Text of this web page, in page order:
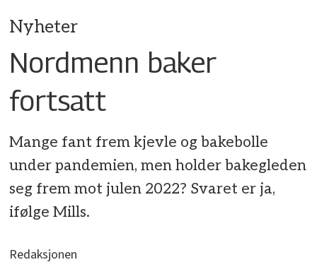
Nyheter
Nordmenn baker
fortsatt
Mange fant frem kjevle og bakebolle
under pandemien, men holder bakegleden
seg frem mot julen 2022? Svaret er ja,
ifølge Mills.
Redaksjonen